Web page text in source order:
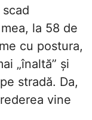
la 58 de
cu postura,
„înaltă” și
stradă. Da,
vine